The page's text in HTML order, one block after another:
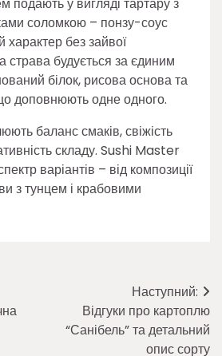
соломкою – понзу-соус
характер без зайвої
страва будується за єдиним
білок, рисова основа та
доповнюють одне одного.
баланс смаків, свіжість
складу. Sushi Master
варіантів – від композиції
з тунцем і крабовими
Наступний:
Відгуки про картоплю
“Санібель” та детальний
опис сорту